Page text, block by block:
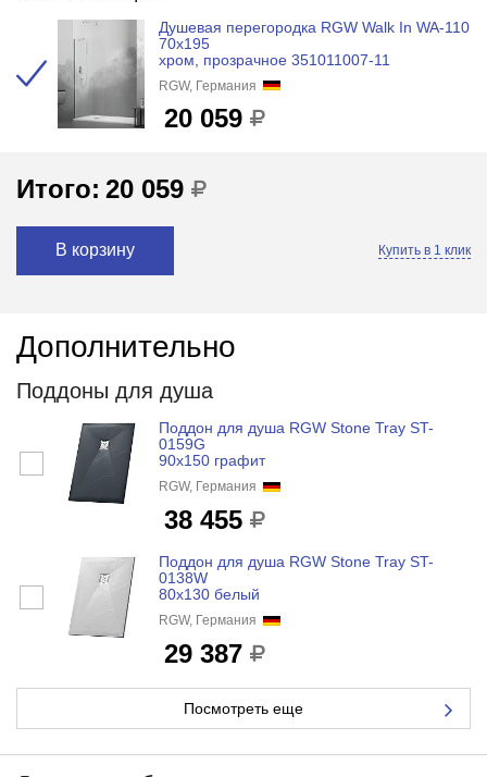
Душевая перегородка RGW Walk In WA-110
70x195
хром, прозрачное 351011007-11
RGW, Германия
20 059
Итого: 20 059
В корзину Купить в 1 клик
Дополнительно
Поддоны для душа
Поддон для душа RGW Stone Tray ST-
0159G
90x150 графит
RGW, Германия
38 455
Поддон для душа RGW Stone Tray ST-
0138W
80x130 белый
RGW, Германия
29 387
Посмотреть еще